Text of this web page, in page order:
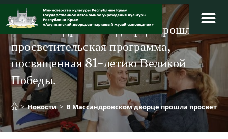
Перейти
содержимому
В Массандровском дворце прошла
просветительская программа,
посвященная 81-летию Великой
Победы.
> Новости > В Массандровском дворце прошла